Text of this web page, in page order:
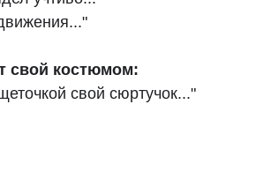
свой костюмом:
свой сюртучок..."